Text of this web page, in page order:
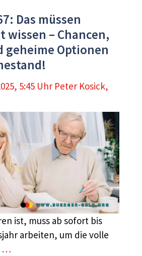
Das müssen
wissen – Chancen,
geheime Optionen
5:45 Uhr Peter Kosick,
ist, muss ab sofort bis
arbeiten, um die volle
…